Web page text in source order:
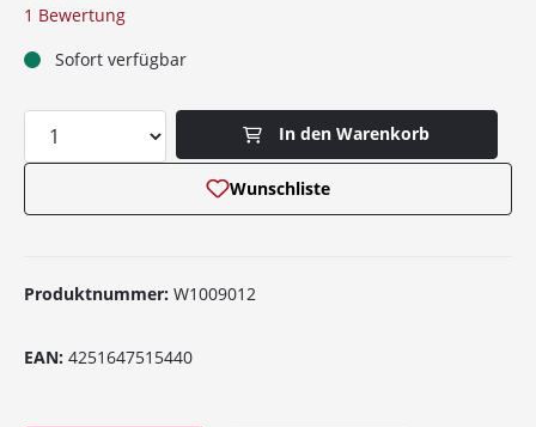
Durchschnittliche Bewertung von 4 von 5 Sternen
1 Bewertung
Sofort verfügbar
Produkt Anzahl: Gib den gewünschten
In den Warenkorb
Wunschliste
Produktnummer: W1009012
EAN: 4251647515440